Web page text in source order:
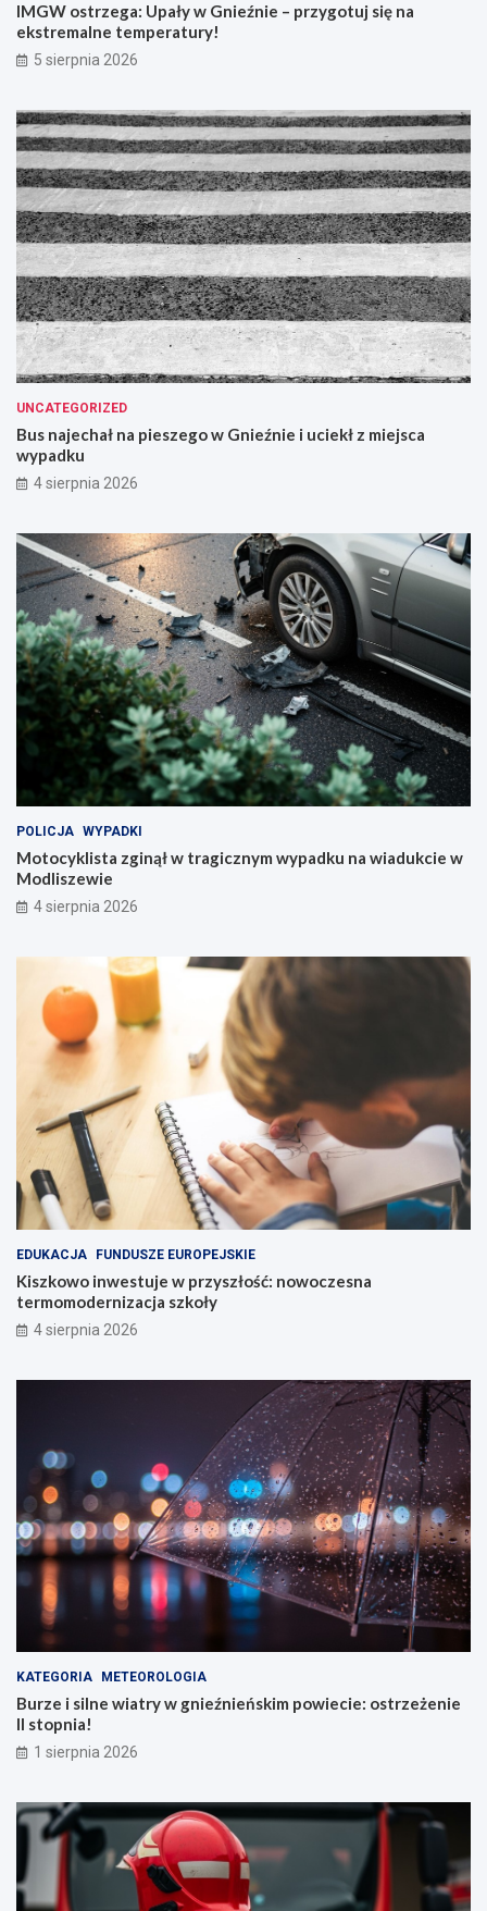
IMGW ostrzega: Upały w Gnieźnie – przygotuj się na
ekstremalne temperatury!
5 sierpnia 2026
UNCATEGORIZED
Bus najechał na pieszego w Gnieźnie i uciekł z miejsca
wypadku
4 sierpnia 2026
POLICJA WYPADKI
Motocyklista zginął w tragicznym wypadku na wiadukcie w
Modliszewie
4 sierpnia 2026
EDUKACJA FUNDUSZE EUROPEJSKIE
Kiszkowo inwestuje w przyszłość: nowoczesna
termomodernizacja szkoły
4 sierpnia 2026
KATEGORIA METEOROLOGIA
Burze i silne wiatry w gnieźnieńskim powiecie: ostrzeżenie
II stopnia!
1 sierpnia 2026